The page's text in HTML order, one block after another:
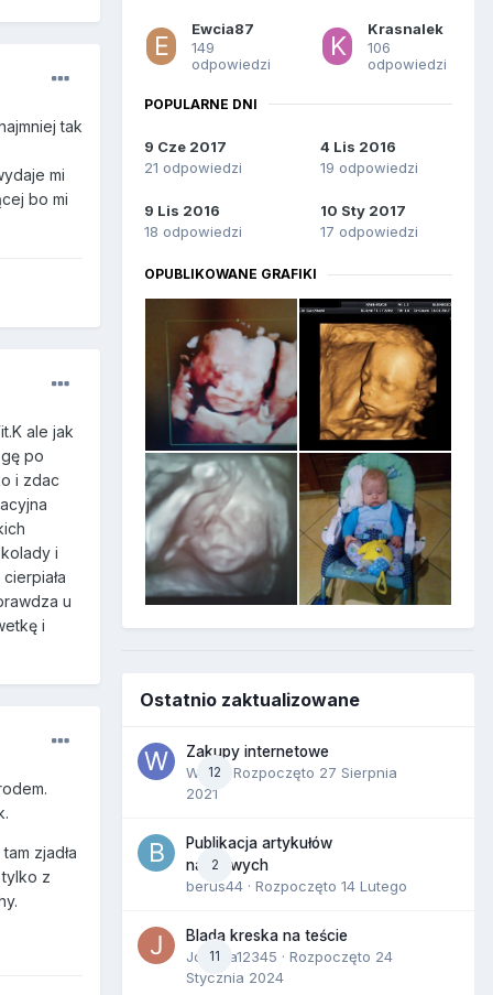
tak
mi
bo mi
ale jak
po
i zdac
i
u
i
zjadła
z
Ewcia87
149
odpowiedzi
Krasnalek
106
odpowiedzi
POPULARNE DNI
9 Cze 2017
21 odpowiedzi
4 Lis 2016
19 odpowiedzi
9 Lis 2016
18 odpowiedzi
10 Sty 2017
17 odpowiedzi
OPUBLIKOWANE GRAFIKI
Ostatnio zaktualizowane
12
Zakupy internetowe
Wula · Rozpoczęto 27 Sierpnia
2021
2
Publikacja artykułów
naukowych
berus44 · Rozpoczęto 14 Lutego
11
Blada kreska na teście
Joanna12345 · Rozpoczęto 24
Stycznia 2024